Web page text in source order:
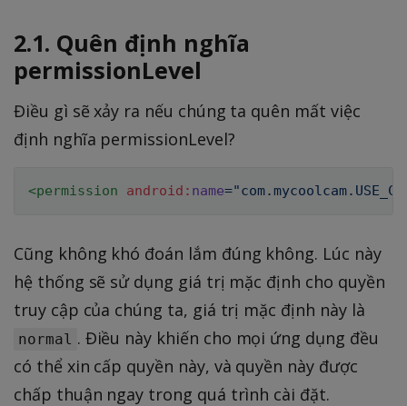
2.1. Quên định nghĩa
permissionLevel
Điều gì sẽ xảy ra nếu chúng ta quên mất việc
định nghĩa permissionLevel?
<permission android: name="
Cũng không khó đoán lắm đúng không. Lúc này
hệ thống sẽ sử dụng giá trị mặc định cho quyền
truy cập của chúng ta, giá trị mặc định này là
normal . Điều này khiến cho mọi ứng dụng đều
có thể xin cấp quyền này, và quyền này được
chấp thuận ngay trong quá trình cài đặt.